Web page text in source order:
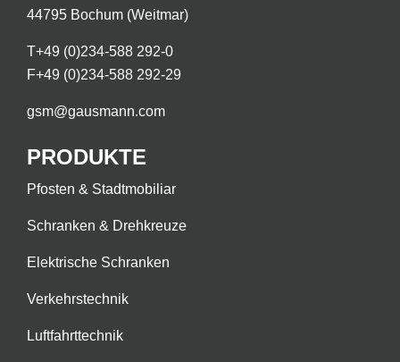
44795 Bochum (Weitmar)
T+49 (0)234-588 292-0
F+49 (0)234-588 292-29
gsm@gausmann.com
PRODUKTE
Pfosten & Stadtmobiliar
Schranken & Drehkreuze
Elektrische Schranken
Verkehrstechnik
Luftfahrttechnik